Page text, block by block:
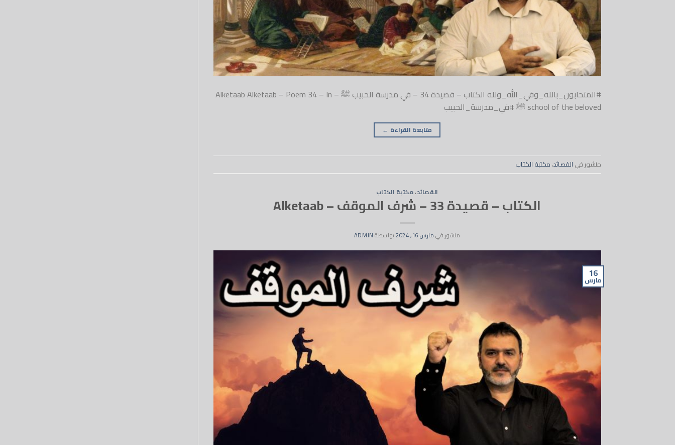
#المتحابون_بالله_وفي_الله_ولله الكتاب – قصيدة 34 – في مدرسة الحبيب ﷺ – Alketaab Alketaab – Poem 34 – In
school of the beloved ﷺ #في_مدرسة_الحبيب
متابعة القراءة ←
منشور في القصائد، مكتبة الكتاب
القصائد،مكتبة الكتاب
الكتاب – قصيدة 33 – شرف الموقف – Alketaab
منشور فيمارس 16, 2024 بواسطةADMIN
16
مارس